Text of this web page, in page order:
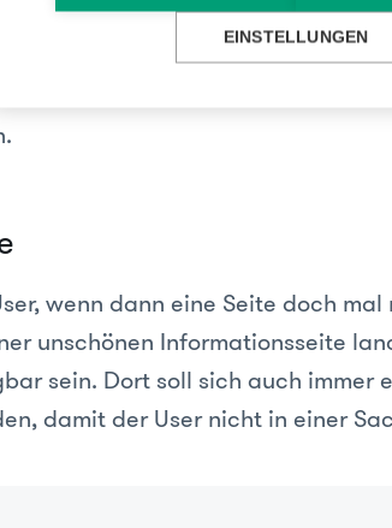
EINSTELLUNGEN
Sie nochmal die Navigation und
dass Ziel-Links nicht auf 404
ab und versuchen Sie sich -
wenn dann eine Seite doch
unschönen Informationsseite
sein. Dort soll sich auch immer
damit der User nicht in einer